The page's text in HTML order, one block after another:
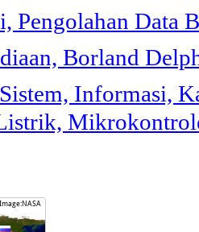
Pengolahan Data
Borland
Sistem, Informasi,